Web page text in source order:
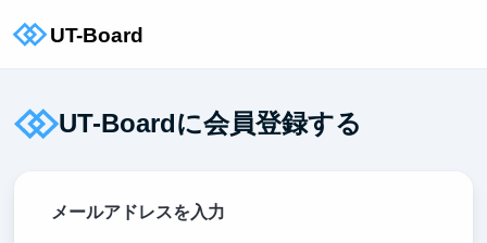
UT-Boardに会員登録する
メールアドレスを入力